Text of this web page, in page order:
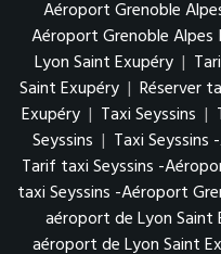
Aéroport Grenoble
Aéroport Grenoble Alpes
Lyon Saint Exupéry |
Saint Exupéry | Réserver
Exupéry | Taxi Seyssins |
Seyssins | Taxi Seyssins
Tarif taxi Seyssins -
taxi Seyssins -Aéroport
aéroport de Lyon Saint
aéroport de Lyon Saint